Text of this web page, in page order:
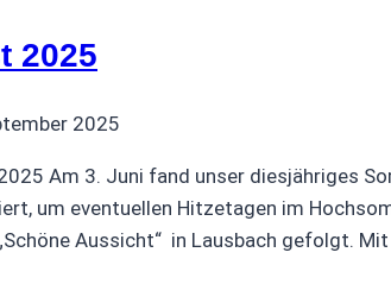
2025
2025
Am 3. Juni fand unser diesjähriges
um eventuellen Hitzetagen im
Aussicht“ in Lausbach gefolgt.